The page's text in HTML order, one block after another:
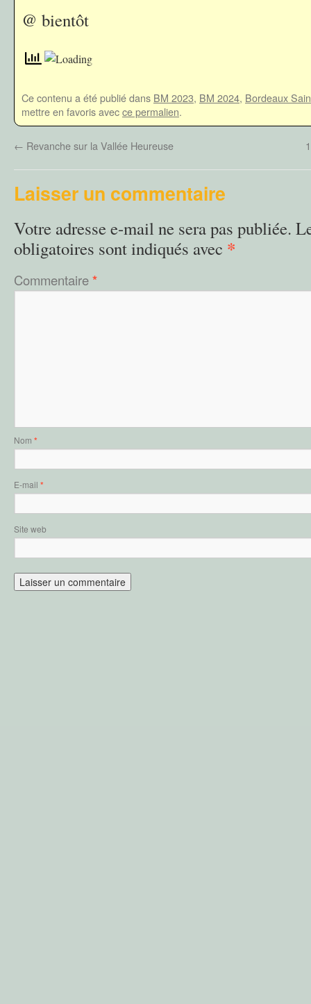
@ bientôt
Ce contenu a été publié dans BM 2023, BM 2024, Bordeaux
mettre en favoris avecce permalien.
← Revanche sur la Vallée Heureuse
Laisser un commentaire
Votre adresse e-mail ne sera pas publiée.
obligatoires sont indiqués avec *
Commentaire*
Nom *
E-mail *
Site web